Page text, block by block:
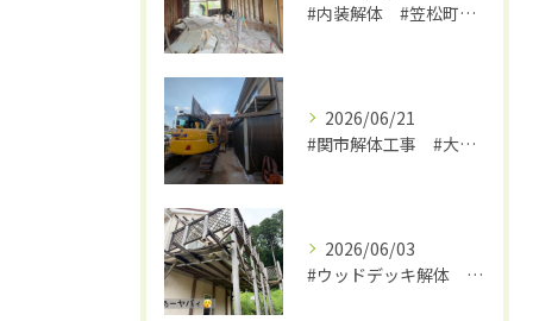
#内装解体 #笠松町解体工事 #大福
2026/06/21
#関市解体工事 #大福
2026/06/03
#ウッドデッキ解体 #関市 #大福